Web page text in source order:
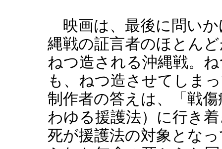
映画は、最後に問いか
縄戦の証言者のほとん
ねつ造される沖縄戦。
も、ねつ造させてしま
制作者の答えは、「戦
わゆる援護法）に行き
死が援護法の対象とな